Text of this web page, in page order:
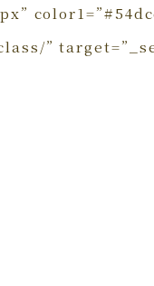
”